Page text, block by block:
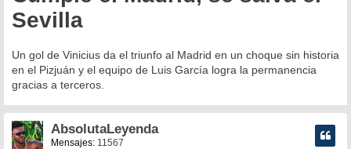
Sevilla
Un gol de Vinicius da el triunfo al Madrid en un choque sin historia
en el Pizjuán y el equipo de Luis García logra la permanencia
gracias a terceros.
AbsolutaLeyenda
Mensajes: 11567